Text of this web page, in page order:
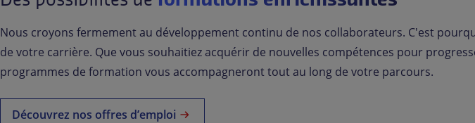
Nous croyons fermement au développement continu de nos collaborateurs. C'est
de votre carrière. Que vous souhaitiez acquérir de nouvelles compétences pour
programmes de formation vous accompagneront tout au long de votre parcours.
Découvrez nos offres d’emploi